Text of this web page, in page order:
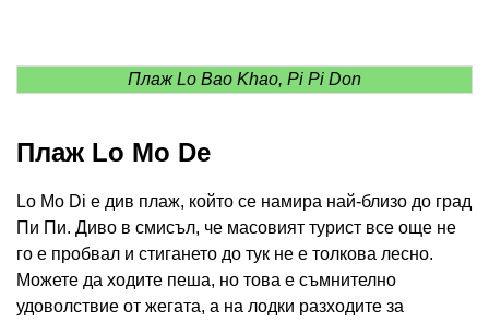
Плаж Lo Bao Khao, Pi Pi Don
Плаж Lo Mo De
Lo Mo Di е див плаж, който се намира най-близо до град
Пи Пи. Диво в смисъл, че масовият турист все още не
го е пробвал и стигането до тук не е толкова лесно.
Можете да ходите пеша, но това е съмнително
удоволствие от жегата, а на лодки разходите за